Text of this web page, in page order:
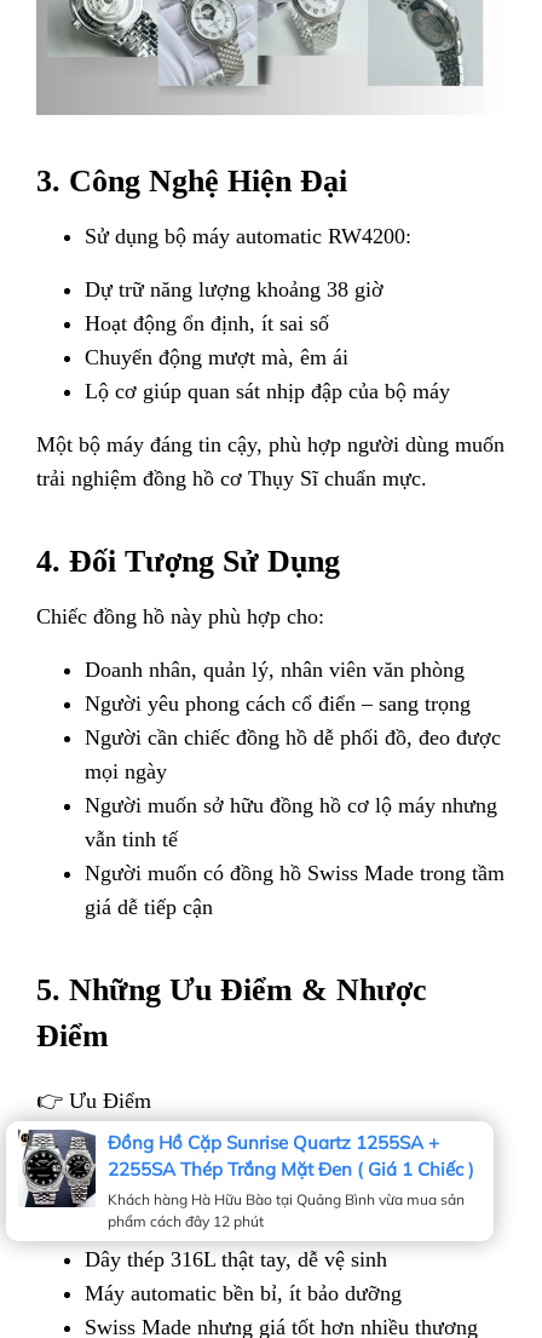
3. Công Nghệ Hiện Đại
Sử dụng bộ máy automatic RW4200:
Dự trữ năng lượng khoảng 38 giờ
Hoạt động ổn định, ít sai số
Chuyển động mượt mà, êm ái
Lộ cơ giúp quan sát nhịp đập của bộ máy
Một bộ máy đáng tin cậy, phù hợp người dùng muốn
trải nghiệm đồng hồ cơ Thụy Sĩ chuẩn mực.
4. Đối Tượng Sử Dụng
Chiếc đồng hồ này phù hợp cho:
Doanh nhân, quản lý, nhân viên văn phòng
Người yêu phong cách cổ điển – sang trọng
Người cần chiếc đồng hồ dễ phối đồ, đeo được
mọi ngày
Người muốn sở hữu đồng hồ cơ lộ máy nhưng
vẫn tinh tế
Người muốn có đồng hồ Swiss Made trong tầm
giá dễ tiếp cận
5. Những Ưu Điểm & Nhược
Điểm
👉 Ưu Điểm
Thiết kế cổ điển đậm chất châu Âu
Mặt số guilloché tinh xảo, kim xanh nổi bật
Cửa sổ lộ cơ Open Heart sang trọng
Dây thép 316L thật tay, dễ vệ sinh
Máy automatic bền bỉ, ít bảo dưỡng
Swiss Made nhưng giá tốt hơn nhiều thương
Đồng Hồ Cặp Sunrise Quartz 1255SA +
2255SA Thép Trắng Mặt Đen ( Giá 1 Chiếc )
Khách hàng Hà Hữu Bào tại Quảng Bình vừa mua sản
phẩm cách đây 12 phút